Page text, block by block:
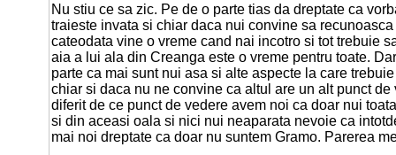
Nu stiu ce sa zic. Pe de o parte tias da dreptate ca
traieste invata si chiar daca nui convine sa
cateodata vine o vreme cand nai incotro si tot trebuie
aia a lui ala din Creanga este o vreme pentru toate.
parte ca mai sunt nui asa si alte aspecte la care
chiar si daca nu ne convine ca altul are un alt punct de
diferit de ce punct de vedere avem noi ca doar nui
si din aceasi oala si nici nui neaparata nevoie ca
mai noi dreptate ca doar nu suntem Gramo. Parerea